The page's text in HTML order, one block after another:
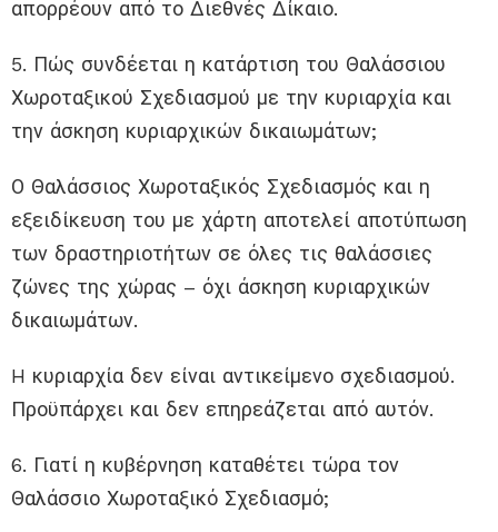
απορρέουν από το Διεθνές Δίκαιο.
5. Πώς συνδέεται η κατάρτιση του Θαλάσσιου
Χωροταξικού Σχεδιασμού με την κυριαρχία και
την άσκηση κυριαρχικών δικαιωμάτων;
Ο Θαλάσσιος Χωροταξικός Σχεδιασμός και η
εξειδίκευση του με χάρτη αποτελεί αποτύπωση
των δραστηριοτήτων σε όλες τις θαλάσσιες
ζώνες της χώρας – όχι άσκηση κυριαρχικών
δικαιωμάτων.
H κυριαρχία δεν είναι αντικείμενο σχεδιασμού.
Προϋπάρχει και δεν επηρεάζεται από αυτόν.
6. Γιατί η κυβέρνηση καταθέτει τώρα τον
Θαλάσσιο Χωροταξικό Σχεδιασμό;